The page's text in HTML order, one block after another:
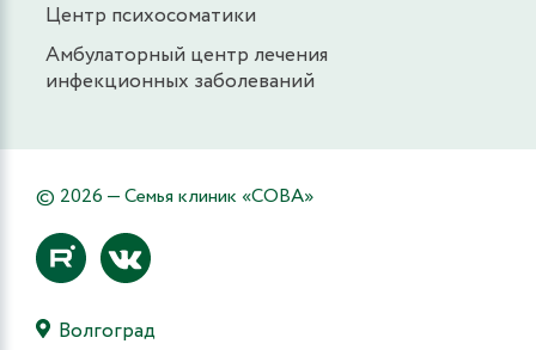
Центр психосоматики
Амбулаторный центр лечения
инфекционных заболеваний
© 2026 — Семья клиник «СОВА»
Волгоград